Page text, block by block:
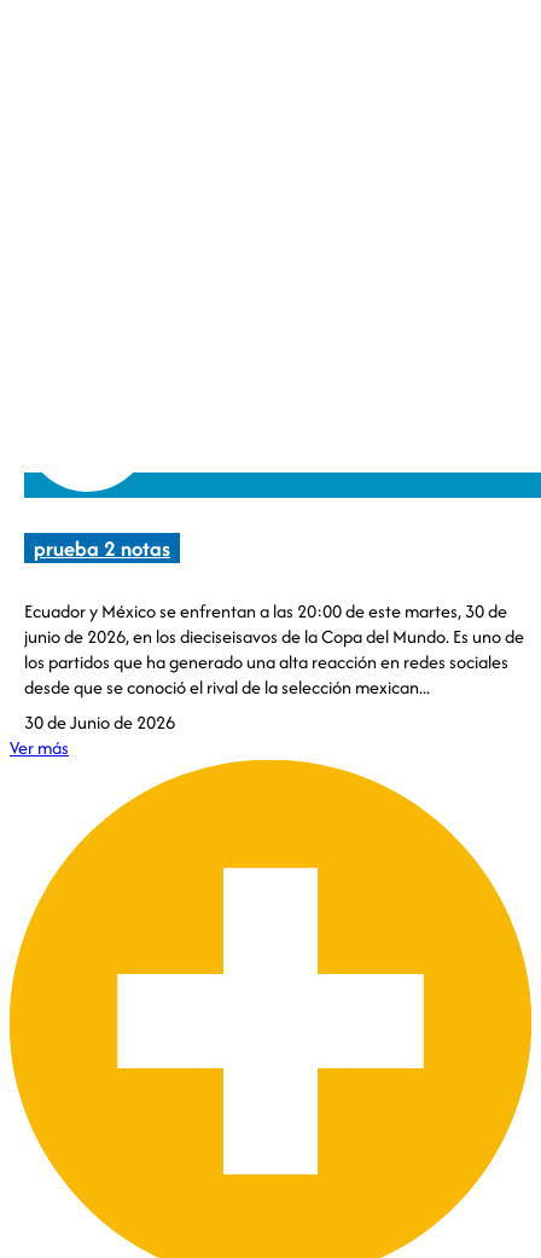
prueba 2 notas
Ecuador y México se enfrentan a las 20:00 de este martes, 30 de
junio de 2026, en los dieciseisavos de la Copa del Mundo. Es uno de
los partidos que ha generado una alta reacción en redes sociales
desde que se conoció el rival de la selección mexican...
30 de Junio de 2026
Ver más